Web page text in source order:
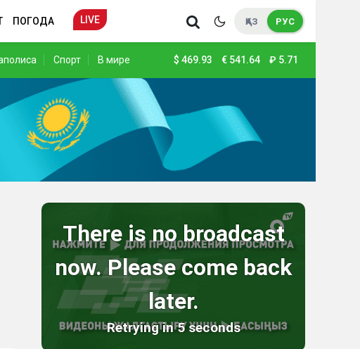
ПОГОДА LIVE ҚАЗ РУС
Спорт В мире $ 469.93 € 541.64 ₽ 5.71